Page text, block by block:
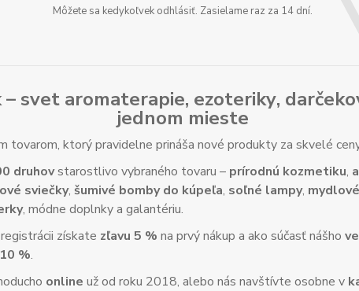
Môžete sa kedykoľvek odhlásiť. Zasielame raz za 14 dní.
– svet aromaterapie, ezoteriky,
jednom mieste
tovarom, ktorý pravidelne prináša nové produkty za skvelé
druhovstarostlivo vybraného tovaru – prírodnú kozmetiku,
sviečky, šumivé bomby do kúpeľa, soľné lampy,
, módne doplnky a galantériu.
získate zľavu 5 % na prvý nákup a ako súčasť nášho
10 %.
online už od roku 2018, alebo nás navštívte osobne v